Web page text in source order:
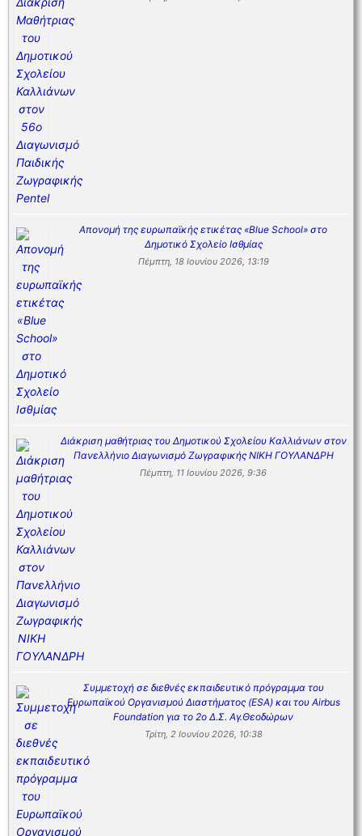
Απονομή της ευρωπαϊκής ετικέτας «Blue School» στο
Δημοτικό Σχολείο Ισθμίας
Πέμπτη, 18 Ιουνίου 2026, 13:19
Διάκριση μαθήτριας του Δημοτικού Σχολείου Καλλιάνων στον
Πανελλήνιο Διαγωνισμό Ζωγραφικής ΝΙΚΗ ΓΟΥΛΑΝΔΡΗ
Πέμπτη, 11 Ιουνίου 2026, 9:36
Συμμετοχή σε διεθνές εκπαιδευτικό πρόγραμμα του
Ευρωπαϊκού Οργανισμού Διαστήματος (ESA) και του Airbus
Foundation για το 2ο Δ.Σ. Αγ.Θεοδώρων
Τρίτη, 2 Ιουνίου 2026, 10:38